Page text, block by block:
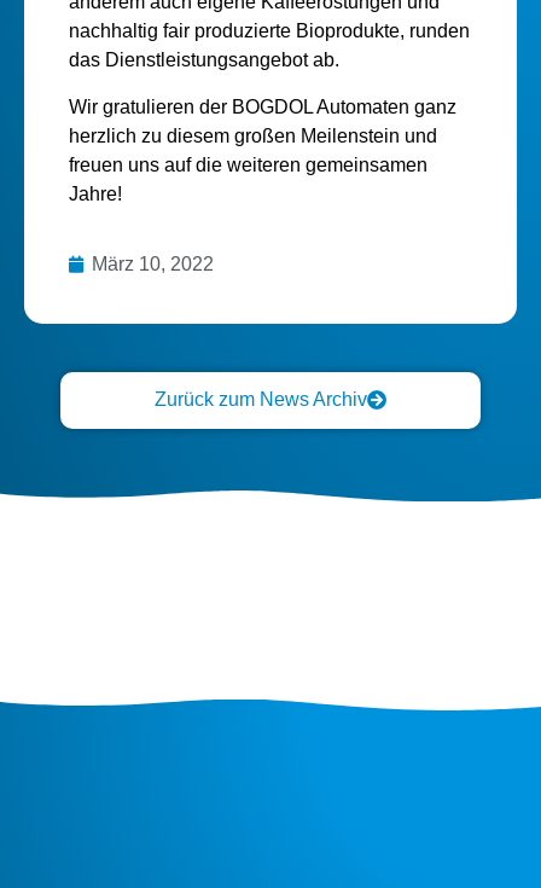
nachhaltig fair produzierte Bioprodukte, runden
das Dienstleistungsangebot ab.
Wir gratulieren der BOGDOL Automaten ganz
herzlich zu diesem großen Meilenstein und
freuen uns auf die weiteren gemeinsamen
Jahre!
März 10, 2022
Zurück zum News Archiv